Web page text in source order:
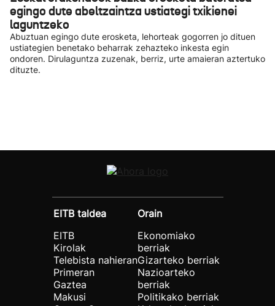
egingo dute abeltzaintza ustiategi txikienei
laguntzeko
Abuztuan egingo dute erosketa, lehorteak gogorren jo dituen
ustiategien benetako beharrak zehazteko inkesta egin
ondoren. Dirulaguntza zuzenak, berriz, urte amaieran aztertuko
dituzte.
EITB taldea
EITB
Kirolak
Telebista nahieran
Primeran
Gaztea
Makusi
Orain
Ekonomiako
berriak
Gizarteko berriak
Nazioarteko
berriak
Politikako berriak